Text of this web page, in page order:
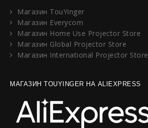
Магазин TouYinger
Магазин Everycom
Магазин Home Use Projector Store
Магазин Global Projector Store
Магазин International Projector Store
МАГАЗИН TOUYINGER НА ALIEXPRESS